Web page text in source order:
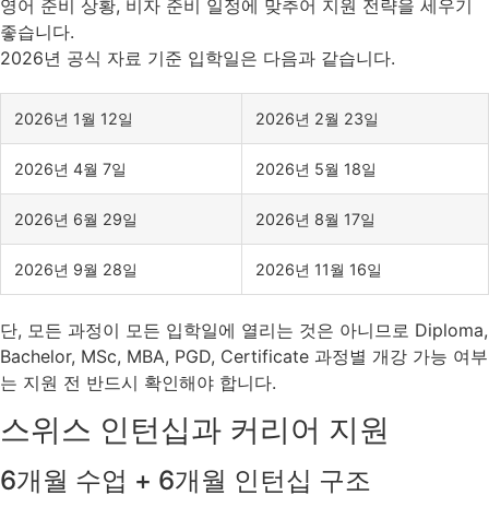
영어 준비 상황, 비자 준비 일정에 맞추어 지원 전략을 세우기
좋습니다.
2026년 공식 자료 기준 입학일은 다음과 같습니다.
2026년 1월 12일 2026년 2월 23일
2026년 4월 7일 2026년 5월 18일
2026년 6월 29일 2026년 8월 17일
2026년 9월 28일 2026년 11월 16일
단, 모든 과정이 모든 입학일에 열리는 것은 아니므로 Diploma,
Bachelor, MSc, MBA, PGD, Certificate 과정별 개강 가능 여부
는 지원 전 반드시 확인해야 합니다.
스위스 인턴십과 커리어 지원
6개월 수업 + 6개월 인턴십 구조